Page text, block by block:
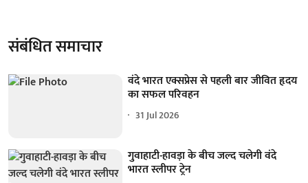
संबंधित समाचार
वंदे भारत एक्सप्रेस से पहली बार जीवित हृदय
का सफल परिवहन
31 Jul 2026
गुवाहाटी-हावड़ा के बीच जल्द चलेगी वंदे
भारत स्लीपर ट्रेन